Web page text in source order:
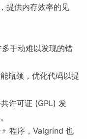
提供内存效率的见
手动难以发现的错
瓶颈，优化代码以提
许可证 (GPL) 发
程序，Valgrind 也